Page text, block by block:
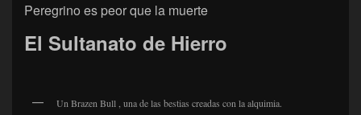
Peregrino es peor que la muerte
El Sultanato de Hierro
Un Brazen Bull , una de las bestias creadas con la alquimia.